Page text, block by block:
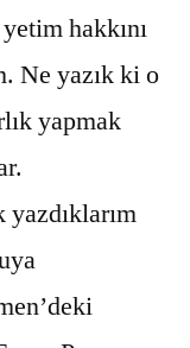
hakkını
Ne yazık ki o
yapmak